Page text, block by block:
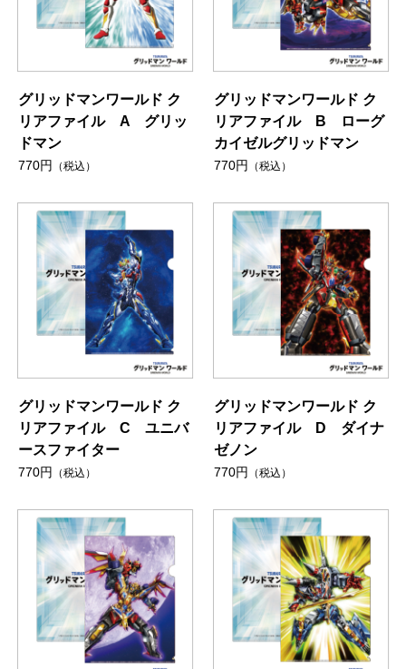
グリッドマンワールド ク
リアファイル A グリッ
ドマン
770円 （税込）
グリッドマンワールド ク
リアファイル B ローグ
カイゼルグリッドマン
770円 （税込）
グリッドマンワールド ク
リアファイル C ユニバ
ースファイター
770円 （税込）
グリッドマンワールド ク
リアファイル D ダイナ
ゼノン
770円 （税込）